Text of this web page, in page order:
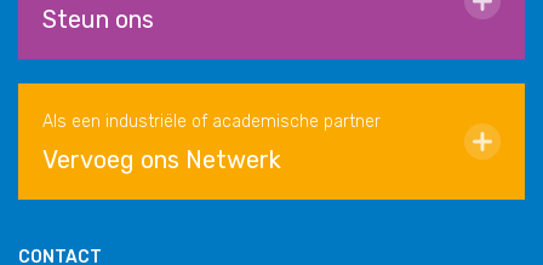
Steun ons
Als een industriële of academische partner
Vervoeg ons Netwerk
CONTACT